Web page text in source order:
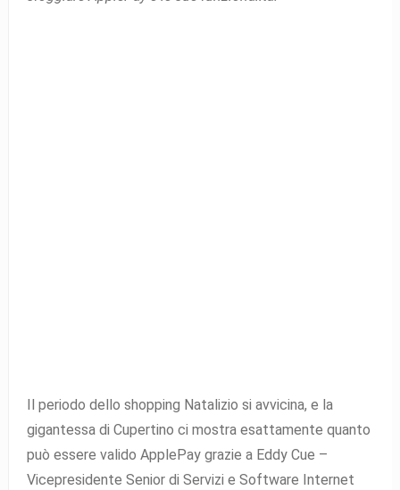
Il periodo dello shopping Natalizio si avvicina, e la
gigantessa di Cupertino ci mostra esattamente quanto
può essere valido ApplePay grazie a Eddy Cue –
Vicepresidente Senior di Servizi e Software Internet